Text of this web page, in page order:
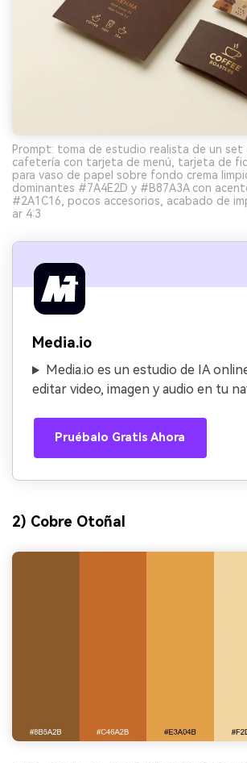
Prompt: toma de estudio realista de un set
cafetería con tarjeta de menú, tarjeta de
para vaso de papel sobre fondo crema
dominantes #7A4E2D y #B87A3A con
#2A1C16, pocos accesorios, acabado de
ar 4:3
Media.io
Media.io es un estudio de IA
editar video, imagen y audio en tu
Pruébalo Gratis Ahora
2) Cobre Otoñal